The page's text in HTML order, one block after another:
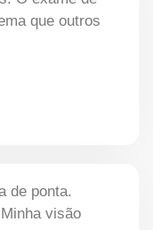
que outros
de ponta.
visão